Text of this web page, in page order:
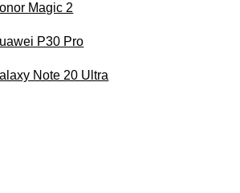
Magic 2
P30 Pro
Note 20 Ultra